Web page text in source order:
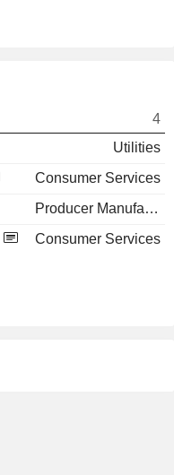
4
Utilities
Consumer Services
Producer Manufacturing
Consumer Services